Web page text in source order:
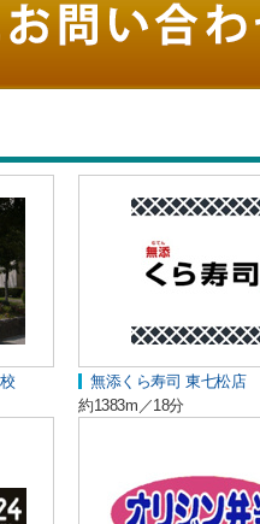
無添くら寿司 東七松店
約1383m／18分